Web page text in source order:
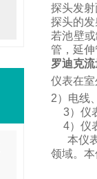
探头发
探头的
若池壁
管， 延
罗迪克
仪表在
2）电线
3）仪
4）仪
本仪
领域。 本